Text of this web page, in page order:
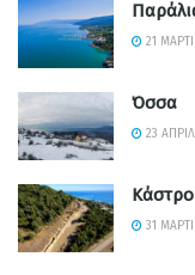
21
Όσσα
23
Κάστρο
31